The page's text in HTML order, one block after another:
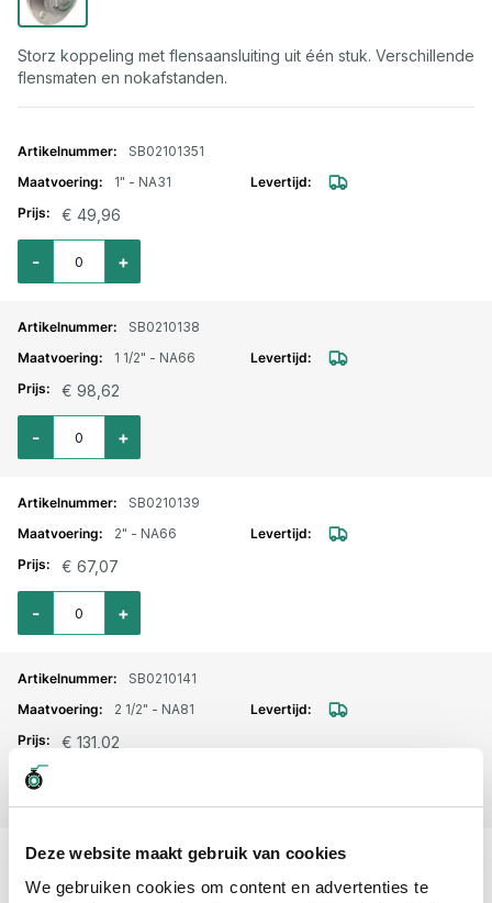
Deze website maakt gebruik van cookies
We gebruiken cookies om content en advertenties te
Storz koppeling met flensaansluiting uit één stuk. Verschillende
flensmaten en nokafstanden.
SB02101351
1" - NA31
€ 49,96
Aantal voor Storz lm. flensaansluiting DN25 - NA31 aluminium
+
-
SB0210138
1 1/2" - NA66
€ 98,62
Aantal voor Storz lm. flensaansluiting DN40 - NA66 aluminium
+
-
SB0210139
2" - NA66
€ 67,07
Aantal voor Storz lm. flensaansluiting DN50 - NA66 aluminium
+
-
SB0210141
2 1/2" - NA81
€ 131,02
Aantal voor Storz lm. flensaansluiting DN65 - NA81 aluminium
-
SB0210142
2 1/2" - NA89